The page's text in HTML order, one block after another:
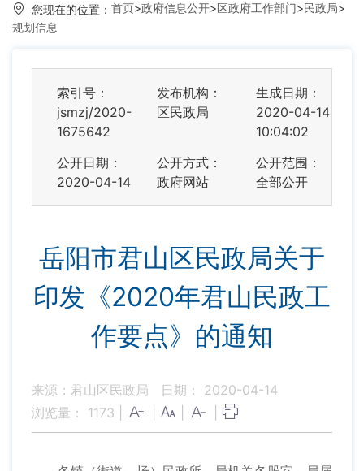
您现在的位置： 首页>政府信息公开>区政府工作部门>民政局>
规划信息
索引号：
jsmzj/2020-
1675642
发布机构：
区民政局
生成日期：
2020-04-14
10:04:02
公开日期：
2020-04-14
公开方式：
政府网站
公开范围：
全部公开
岳阳市君山区民政局关于
印发《2020年君山民政工
作要点》的通知
来源：君山区民政局
日期： 2020-04-14
浏览量： 1173